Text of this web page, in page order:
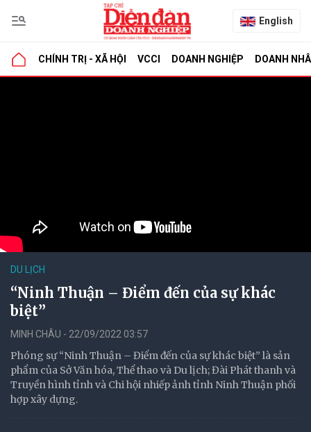
English
CHÍNH TRỊ - XÃ HỘI VCCI DOANH NGHIỆP DOANH
DU LỊCH
“Ninh Thuận – Điểm đến của sự khác
biệt”
MINH CHÂU - 22/09/2022 03:57
Phóng sự “Ninh Thuận – Điểm đến của sự khác biệt” là sản
phẩm của Sở Văn hóa, Thể thao và Du lịch; Đài Phát thanh và
Truyền hình tỉnh và Chi hội nhiếp ảnh tỉnh Ninh Thuận phối
hợp xây dựng.